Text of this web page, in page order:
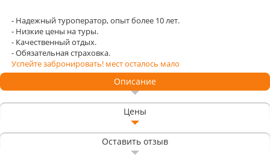
- Надежный туроператор, опыт более 10 лет.
- Низкие цены на туры.
- Качественный отдых.
- Обязательная страховка.
Успейте забронировать! мест осталось мало
Описание
Цены
Оставить отзыв